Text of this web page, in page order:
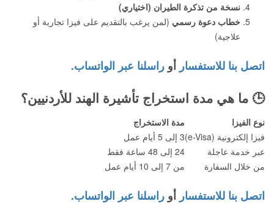
نسخة من تذكرة الطيران (اختياري)
خطاب دعوة رسمي (لمن يرغب بالتقديم على فيزا تجارية أو
علاجية)
اتصل بنا للاستفسار أو راسلنا عبر الواتساب.
🕒 ما هي مدة استخراج تأشيرة الهند للأردنيين؟
نوع الفيزا
مدة الاستخراج
فيزا إلكترونية (e-Visa)
3 إلى 5 أيام عمل
عبر خدمة عاجلة
24 إلى 48 ساعة فقط
من خلال السفارة
من 7 إلى 10 أيام عمل
اتصل بنا للاستفسار أو راسلنا عبر الواتساب.